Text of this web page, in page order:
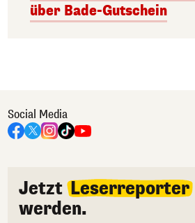
über Bade-Gutschein
Social Media
Jetzt Leserreporter
werden.